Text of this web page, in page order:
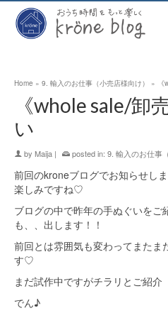
Home » 9. 輸入のお仕事（小売店様向け） »
《whole sale/卸
い
by Maija | posted in: 9. 輸入のお仕事
前回のkroneブログでお知らせし
楽しみですね♡
ブログの中で昨年の手ぬぐいを
も、、出します！！
前回とは雰囲気も変わってまたま
す♡
まだ試作中ですがチラリとご紹介
でん♪